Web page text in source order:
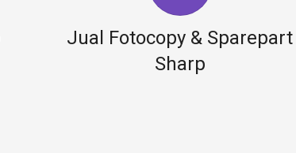
Jual Fotocopy & Sparepart
Sharp